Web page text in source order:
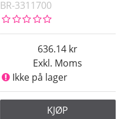
BR-3311700
Exkl. Moms
636.14
Ikke på lager
KJØP